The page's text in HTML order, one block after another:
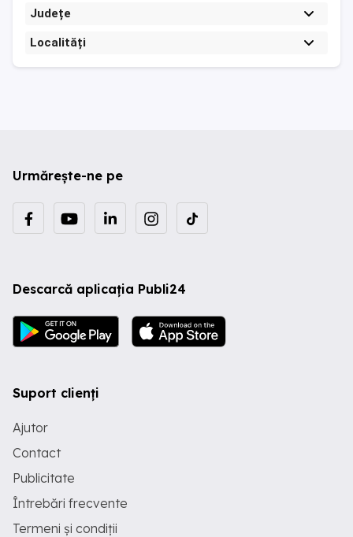
Județe
Localități
Urmărește-ne pe
Descarcă aplicația Publi24
Suport clienți
Ajutor
Contact
Publicitate
Întrebări frecvente
Termeni și condiții